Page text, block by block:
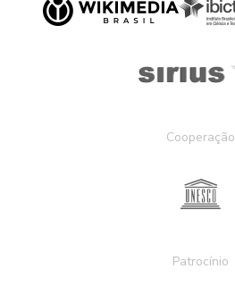
Cooperação
Patrocínio